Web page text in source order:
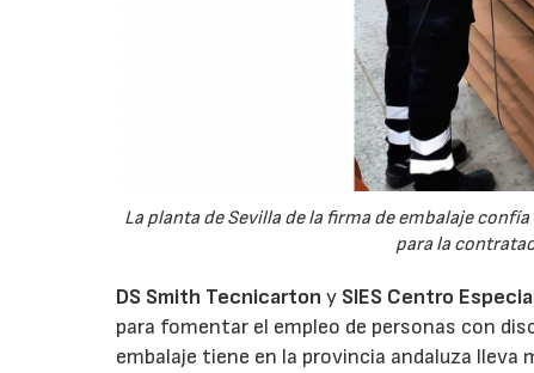
La planta de Sevilla de la firma de embalaje
para la
DS Smith Tecnicarton y SIES Centro
para fomentar el empleo de personas con
embalaje tiene en la provincia andaluza